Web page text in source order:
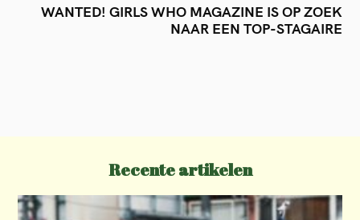
t
WANTED! GIRLS WHO MAGAZINE IS OP ZOEK
NAAR EEN TOP-STAGAIRE
Recente artikelen